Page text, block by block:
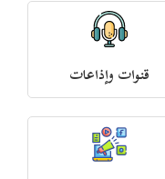
قنوات وإذاعات